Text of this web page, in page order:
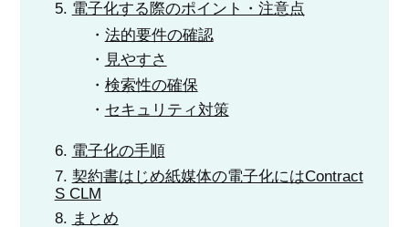
電子化する際のポイント・注意点
法的要件の確認
見やすさ
検索性の確保
セキュリティ対策
電子化の手順
契約書はじめ紙媒体の電子化にはContract
S CLM
まとめ